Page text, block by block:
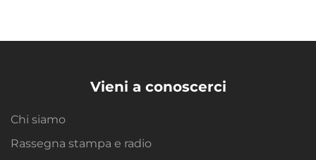
Vieni a conoscerci
Chi siamo
Rassegna stampa e radio